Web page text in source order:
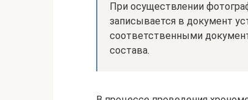
При осуществлении
записывается в документ
соответственными
состава.